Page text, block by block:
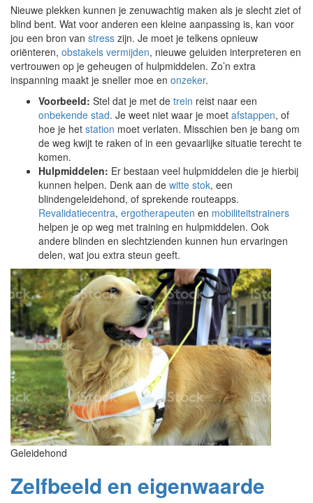
Nieuwe plekken kunnen je zenuwachtig maken als je slecht ziet of
blind bent. Wat voor anderen een kleine aanpassing is, kan voor
jou een bron van stress zijn. Je moet je telkens opnieuw
oriënteren, obstakels vermijden, nieuwe geluiden interpreteren en
vertrouwen op je geheugen of hulpmiddelen. Zo’n extra
inspanning maakt je sneller moe en onzeker.
Voorbeeld: Stel dat je met de trein reist naar een
onbekende stad. Je weet niet waar je moet afstappen, of
hoe je het station moet verlaten. Misschien ben je bang om
de weg kwijt te raken of in een gevaarlijke situatie terecht te
komen.
Hulpmiddelen: Er bestaan veel hulpmiddelen die je hierbij
kunnen helpen. Denk aan de witte stok, een
blindengeleidehond, of sprekende routeapps.
Revalidatiecentra, ergotherapeuten en mobiliteitstrainers
helpen je op weg met training en hulpmiddelen. Ook
andere blinden en slechtzienden kunnen hun ervaringen
delen, wat jou extra steun geeft.
Geleidehond
Zelfbeeld en eigenwaarde